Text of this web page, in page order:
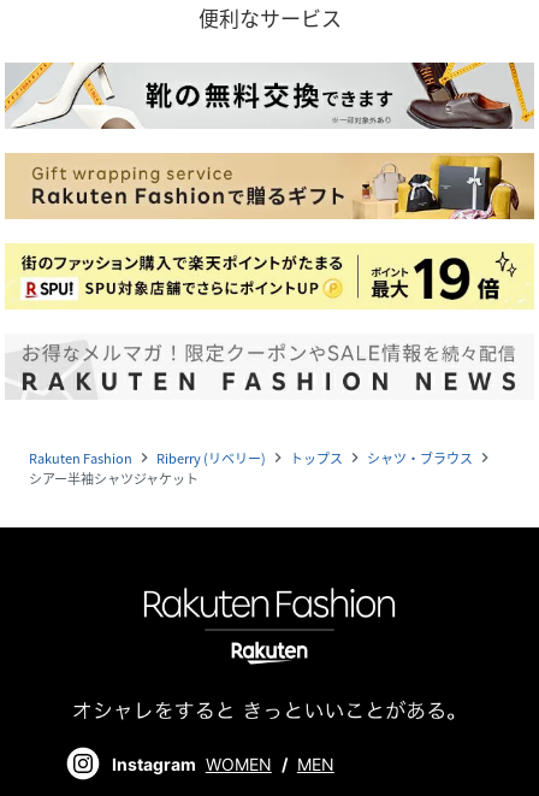
便利なサービス
Rakuten Fashion navigate_next Riberry (リベリー) navigate_next トップス navigate_next シャツ・ブラウス navigate_next
シアー半袖シャツジャケット
Instagram WOMEN / MEN